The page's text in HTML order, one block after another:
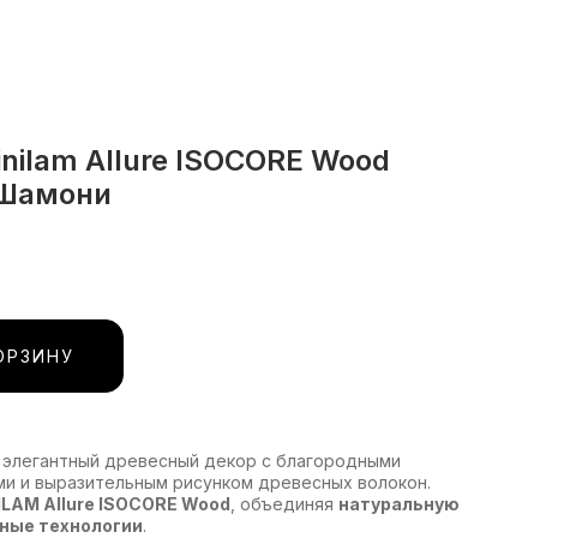
Allure ISOCORE Wood
элегантный древесный декор с благородными
и выразительным рисунком древесных волокон.
Allure ISOCORE Wood , объединяя натуральную
технологии.